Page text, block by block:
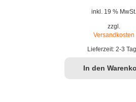
inkl. 19 % MwSt.
zzgl.
Versandkosten
Lieferzeit: 2-3
In den